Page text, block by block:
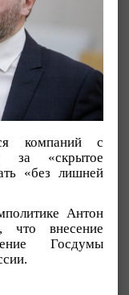
компаний с
за «скрытое
«без лишней
Антон
что внесение
Госдумы